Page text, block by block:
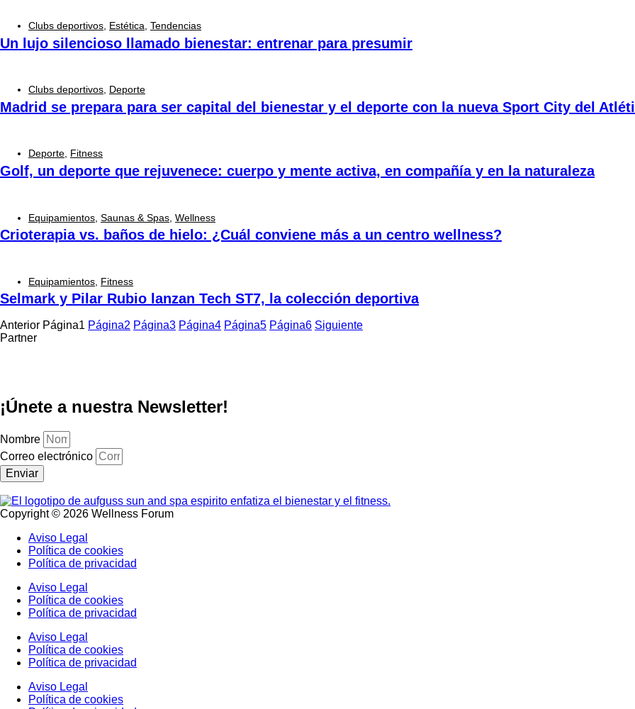
Clubs deportivos Estética Tendencias
Un lujo silencioso llamado bienestar: entrenar para presumir
Clubs deportivos Deporte
Madrid se prepara para ser capital del bienestar y el deporte con la nueva Sport City del
Deporte, Fitness
Golf, un deporte que rejuvenece: cuerpo y mente activa, en compañía y en la naturaleza
Equipamientos Saunas & Spas Wellness
Crioterapia vs. baños de hielo: ¿Cuál conviene más a un centro wellness?
Equipamientos Fitness
Selmark y Pilar Rubio lanzan Tech ST7, la colección deportiva
Anterior Página1 Página2 Página3 Página4 Página5 Página6 Siguiente
Partner
¡Únete a nuestra Newsletter!
Nombre
Correo electrónico
Enviar
Copyright © 2026 Wellness Forum
Aviso Legal
Política de cookies
Política de privacidad
Aviso Legal
Política de cookies
Política de privacidad
Aviso Legal
Política de cookies
Política de privacidad
Aviso Legal
Política de cookies